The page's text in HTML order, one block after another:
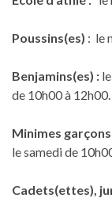
Poussins(es) : le
Benjamins(es) :
de 10h00 à 12h00.
Minimes
le samedi de
Cadets(ettes),